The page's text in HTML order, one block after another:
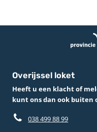
Overijssel loket
Heeft u een klacht of
kunt ons dan ook buiten
038 499 88 99